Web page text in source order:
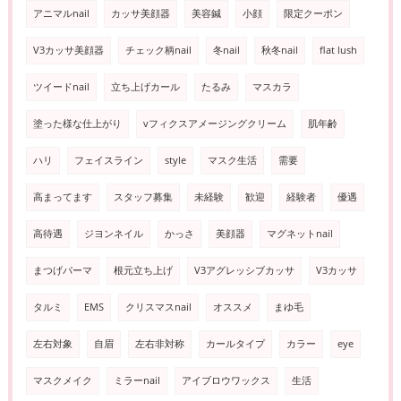
アニマルnail カッサ美顔器 美容鍼 小顔 限定クーポン
V3カッサ美顔器 チェック柄nail 冬nail 秋冬nail flat lush
ツイードnail 立ち上げカール たるみ マスカラ
塗った様な仕上がり vフィクスアメージングクリーム 肌年齢
ハリ フェイスライン style マスク生活 需要
高まってます スタッフ募集 未経験 歓迎 経験者 優遇
高待遇 ジヨンネイル かっさ 美顔器 マグネットnail
まつげパーマ 根元立ち上げ V3アグレッシブカッサ V3カッサ
タルミ EMS クリスマスnail オススメ まゆ毛
左右対象 自眉 左右非対称 カールタイプ カラー eye
マスクメイク ミラーnail アイブロウワックス 生活